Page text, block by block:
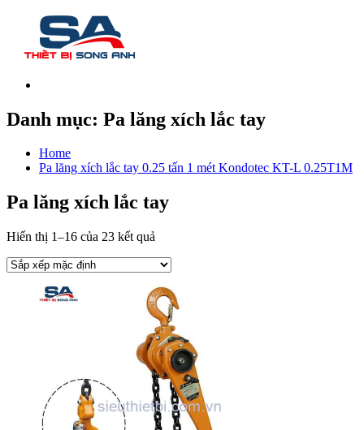
Danh mục: Pa lăng xích lắc tay
Home
Pa lăng xích lắc tay 0.25 tấn 1 mét Kondotec KT-L 0.25T1M
Pa lăng xích lắc tay
Hiển thị 1–16 của 23 kết quả